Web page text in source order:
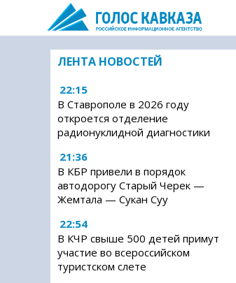
ЛЕНТА НОВОСТЕЙ
22:15
В Ставрополе в 2026 году
откроется отделение
радионуклидной диагностики
21:36
В КБР привели в порядок
автодорогу Старый Черек —
Жемтала — Сукан Суу
22:54
В КЧР свыше 500 детей примут
участие во всероссийском
туристском слете